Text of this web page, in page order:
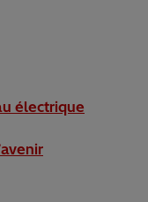
électrique